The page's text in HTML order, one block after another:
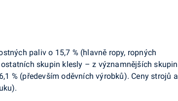
paliv o 15,7 % (hlavně ropy, ropných
skupin klesly – z významnějších skupin
% (především oděvních výrobků). Ceny strojů a